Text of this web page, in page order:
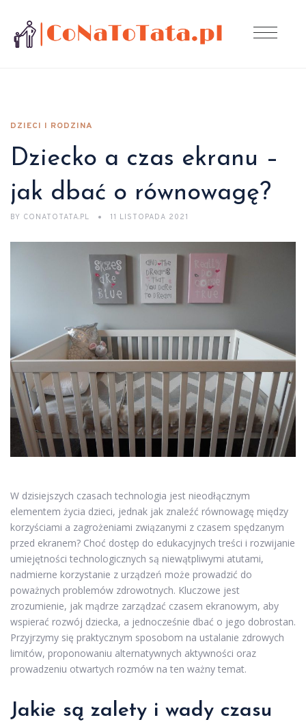
DZIECI I RODZINA
Dziecko a czas ekranu –
jak dbać o równowagę?
BY CONATOTATA.PL 11 LISTOPADA 2021
W dzisiejszych czasach technologia jest nieodłącznym
elementem życia dzieci, jednak jak znaleźć równowagę między
korzyściami a zagrożeniami związanymi z czasem spędzanym
przed ekranem? Choć dostęp do edukacyjnych treści i rozwijanie
umiejętności technologicznych są niewątpliwymi atutami,
nadmierne korzystanie z urządzeń może prowadzić do
poważnych problemów zdrowotnych. Kluczowe jest
zrozumienie, jak mądrze zarządzać czasem ekranowym, aby
wspierać rozwój dziecka, a jednocześnie dbać o jego dobrostan.
Przyjrzymy się praktycznym sposobom na ustalanie zdrowych
limitów, proponowaniu alternatywnych aktywności oraz
prowadzeniu otwartych rozmów na ten ważny temat.
Jakie są zalety i wady czasu